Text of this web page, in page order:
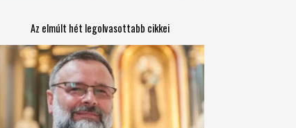
Az elmúlt hét legolvasottabb cikkei